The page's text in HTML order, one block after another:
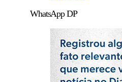
WhatsApp DP